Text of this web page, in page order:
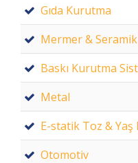
Gıda Kurutma
Mermer & Seramik
Baskı Kurutma
Metal
E-statik Toz & Yaş
Otomotiv